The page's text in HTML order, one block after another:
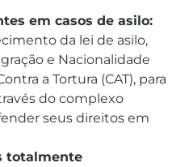
em casos de asilo:
da lei de asilo,
e Nacionalidade
a Tortura (CAT), para
do complexo
seus direitos em
totalmente